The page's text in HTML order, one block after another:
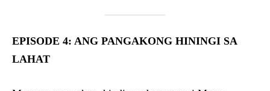
EPISODE 4: ANG PANGAKONG HININGI SA
LAHAT